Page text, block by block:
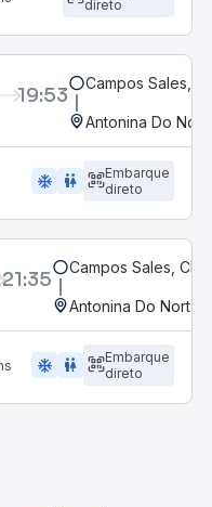
direto
19:53 Campos Sales,
Antonina Do
ac_unit wc
Embarque
direto
21:35 Campos Sales, CE
Antonina Do Norte,
ac_unit wc
Embarque
direto